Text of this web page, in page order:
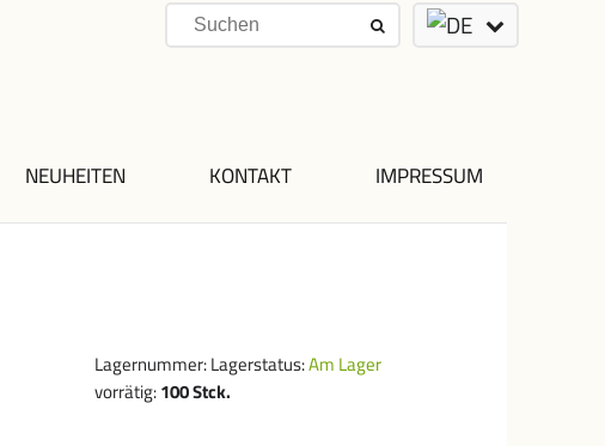
NEUHEITEN KONTAKT IMPRESSUM
Lagernummer:Lagerstatus:Am Lager
vorrätig:100Stck.